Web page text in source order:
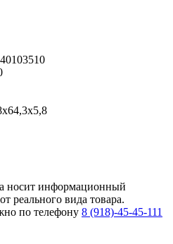
носит информационный
реального вида товара.
по телефону 8 (918)-45-45-111